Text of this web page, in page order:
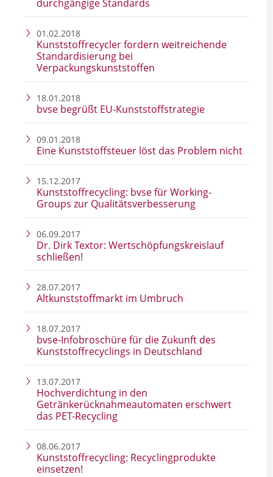
durchgängige Standards
01.02.2018
Kunststoffrecycler fordern weitreichende
Standardisierung bei
Verpackungskunststoffen
18.01.2018
bvse begrüßt EU-Kunststoffstrategie
09.01.2018
Eine Kunststoffsteuer löst das Problem nicht
15.12.2017
Kunststoffrecycling: bvse für Working-
Groups zur Qualitätsverbesserung
06.09.2017
Dr. Dirk Textor: Wertschöpfungskreislauf
schließen!
28.07.2017
Altkunststoffmarkt im Umbruch
18.07.2017
bvse-Infobroschüre für die Zukunft des
Kunststoffrecyclings in Deutschland
13.07.2017
Hochverdichtung in den
Getränkerücknahmeautomaten erschwert
das PET-Recycling
08.06.2017
Kunststoffrecycling: Recyclingprodukte
einsetzen!